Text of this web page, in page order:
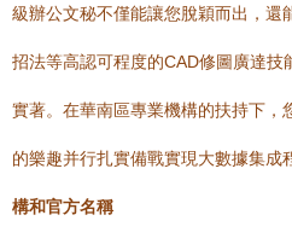
級辦公文秘不僅能讓您脫穎而出，還
招法等高認可程度的CAD修圖廣達
實著。在華南區專業機構的扶持下，
的樂趣并行扎實備戰實現大數據集成
構和官方名稱